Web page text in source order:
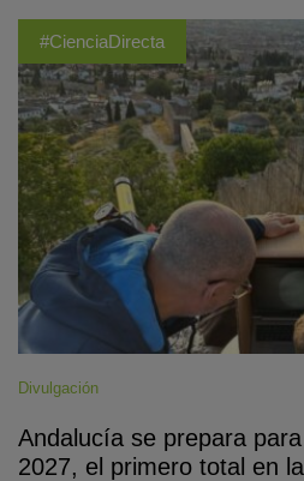
#CienciaDirecta
Divulgación
Andalucía se prepara
2027, el primero total en